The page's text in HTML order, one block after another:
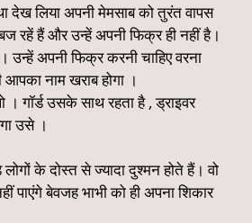
देख लिया अपनी मेमसाब को तुरंत वापस
हैं और उन्हें अपनी फिक्र ही नहीं है।
उन्हें अपनी फिक्र करनी चाहिए वरना
नाम खराब होगा ।
। गॉर्ड उसके साथ रहता है , ड्राइवर
उसे ।
के दोस्त से ज्यादा दुश्मन होते हैं। वो
पाएंगे बेवजह भाभी को ही अपना शिकार